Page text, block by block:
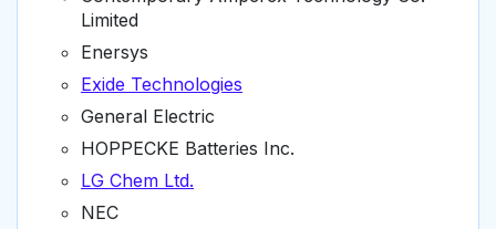
Limited
Enersys
Exide Technologies
General Electric
HOPPECKE Batteries Inc.
LG Chem Ltd.
NEC